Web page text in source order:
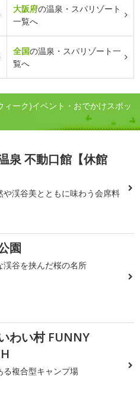
大阪府の温泉・スパリゾート
一覧へ
全国の温泉・スパリゾート一
覧へ
ーク)イベント・おでかけスポッ
泉 不動口館【休館
や渓谷美とともに味わう会席料
園
渓谷を挟んだ桜の名所
わい村 FUNNY
る複合型キャンプ場